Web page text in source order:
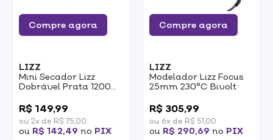
Compre agora
LIZZ
Mini Secador Lizz
Dobrável Prata 1200W
R$ 149,99
ou 2x de R$ 75,00
ou R$ 142,49 no PIX
Compre agora
LIZZ
Modelador Lizz Focus
25mm 230°C Bivolt
R$ 305,99
ou 6x de R$ 51,00
ou R$ 290,69 no PIX